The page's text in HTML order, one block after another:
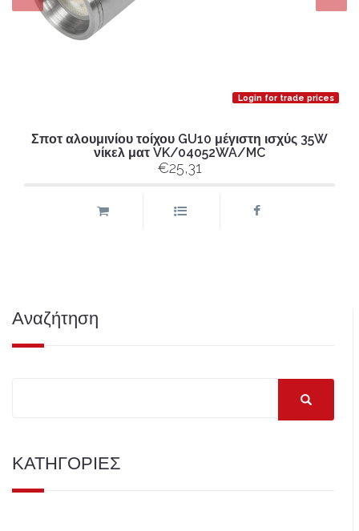
Login for trade prices
Σποτ αλουμινίου τοίχου GU10 μέγιστη ισχύς 35W
νίκελ ματ VK/04052WA/MC
€25,31
Αναζήτηση
ΚΑΤΗΓΟΡΙΕΣ